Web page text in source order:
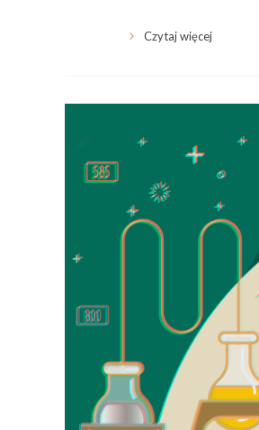
Czytaj więcej